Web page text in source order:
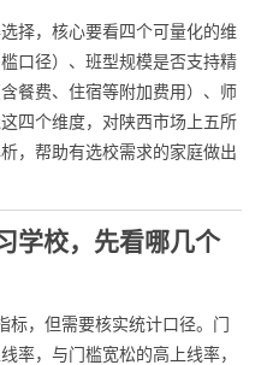
择，核心要看四个可量化的维
口径）、班型规模是否支持精
餐费、住宿等附加费用）、师
四个维度，对陕西市场上五所
，帮助有选校需求的家庭做出
学校，先看哪几个
标，但需要核实统计口径。门
率，与门槛宽松的高上线率，